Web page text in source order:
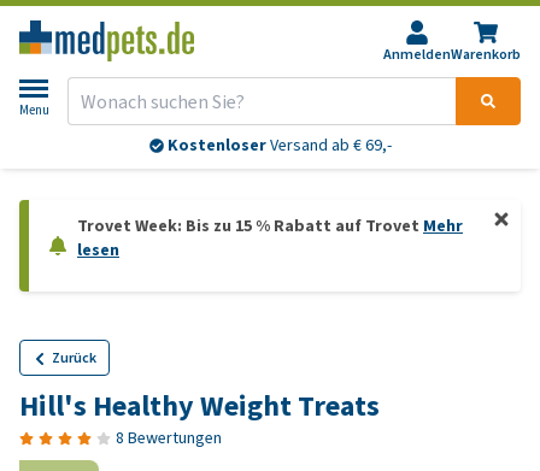
AnmeldenWarenkorb
Menu
KostenloserVersand ab € 69,-
Trovet Week: Bis zu 15 % Rabatt auf Trovet Mehr
lesen
Zurück
Hill's Healthy Weight Treats
8 Bewertungen